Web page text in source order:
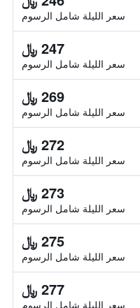
سعر الليلة شامل الرسوم
247 ﷼
سعر الليلة شامل الرسوم
269 ﷼
سعر الليلة شامل الرسوم
272 ﷼
سعر الليلة شامل الرسوم
273 ﷼
سعر الليلة شامل الرسوم
275 ﷼
سعر الليلة شامل الرسوم
277 ﷼
سعر الليلة شامل الرسوم